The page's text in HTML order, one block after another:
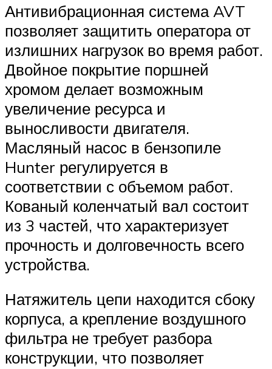
Антивибрационная система AVT
позволяет защитить оператора от
излишних нагрузок во время работ.
Двойное покрытие поршней
хромом делает возможным
увеличение ресурса и
выносливости двигателя.
Масляный насос в бензопиле
Hunter регулируется в
соответствии с объемом работ.
Кованый коленчатый вал состоит
из 3 частей, что характеризует
прочность и долговечность всего
устройства.
Натяжитель цепи находится сбоку
корпуса, а крепление воздушного
фильтра не требует разбора
конструкции, что позволяет